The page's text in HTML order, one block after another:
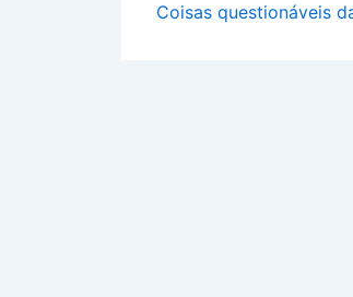
Coisas questionáveis